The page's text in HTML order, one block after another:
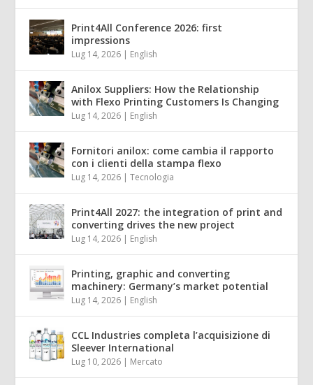
Print4All Conference 2026: first
impressions
Lug 14, 2026 | English
Anilox Suppliers: How the Relationship
with Flexo Printing Customers Is Changing
Lug 14, 2026 | English
Fornitori anilox: come cambia il rapporto
con i clienti della stampa flexo
Lug 14, 2026 |Tecnologia
Print4All 2027: the integration of print and
converting drives the new project
Lug 14, 2026 | English
Printing, graphic and converting
machinery: Germany’s market potential
Lug 14, 2026 | English
CCL Industries completa l’acquisizione di
Sleever International
Lug 10, 2026 | Mercato